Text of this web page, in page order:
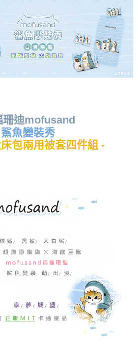
含以上)免運費
珊迪mofusand
鯊魚變裝秀
包兩用被套四件組 -